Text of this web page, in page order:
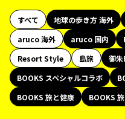
すべて 地球の歩き方 海外
aruco 海外
aruco 国内
Resort Style
島旅 御朱
BOOKS スペシャルコラボ
BOOKS 旅と健康
BOOKS